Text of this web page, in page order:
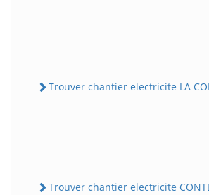
Trouver chantier electricite LA
Trouver chantier electricite